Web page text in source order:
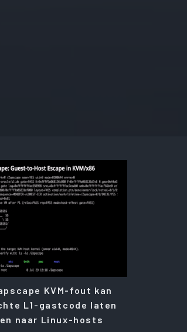
KVM-fout kan
L1-gastcode laten
naar Linux-hosts